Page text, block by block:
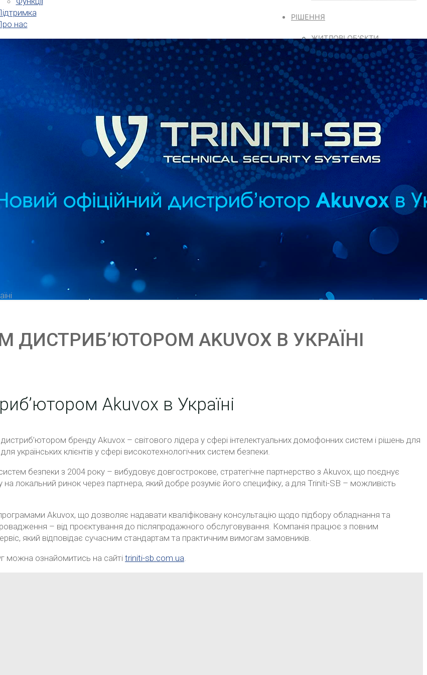
нас
РІШЕННЯ
ЖИТЛОВІ ОБ’ЄКТИ
КОМЕРЦІЙНИЙ СЕКТОР
ІНТЕЛЕКТУАЛЬНИЙ ЗАХИСТ
ДОГЛЯД ЗА ЛІТНІМИ ЛЮДЬМИ
ГРОМАДСЬКІ МІСЦЯ
SMARTPLUS
SMART ACCESS
ЯК ПРАЦЮЄ
ОБЛАДНАННЯ
ПІДТРИМКА
ДИСТРИБ’ЮТОРОМ AKUVOX В УКРАЇНІ
Akuvox в Україні
бренду Akuvox – світового лідера у сфері інтелектуальних домофонних систем і рішень для
українських клієнтів у сфері високотехнологічних систем безпеки.
безпеки з 2004 року – вибудовує довгострокове, стратегічне партнерство з Akuvox, що поєднує
локальний ринок через партнера, який добре розуміє його специфіку, а для Triniti-SB – можливість
Akuvox, що дозволяє надавати кваліфіковану консультацію щодо підбору обладнання та
– від проєктування до післяпродажного обслуговування. Компанія працює з повним
який відповідає сучасним стандартам та практичним вимогам замовників.
можна ознайомитись на сайті triniti-sb.com.ua.